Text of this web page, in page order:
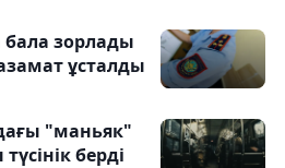
зорлады
ұсталды
"маньяк"
берді